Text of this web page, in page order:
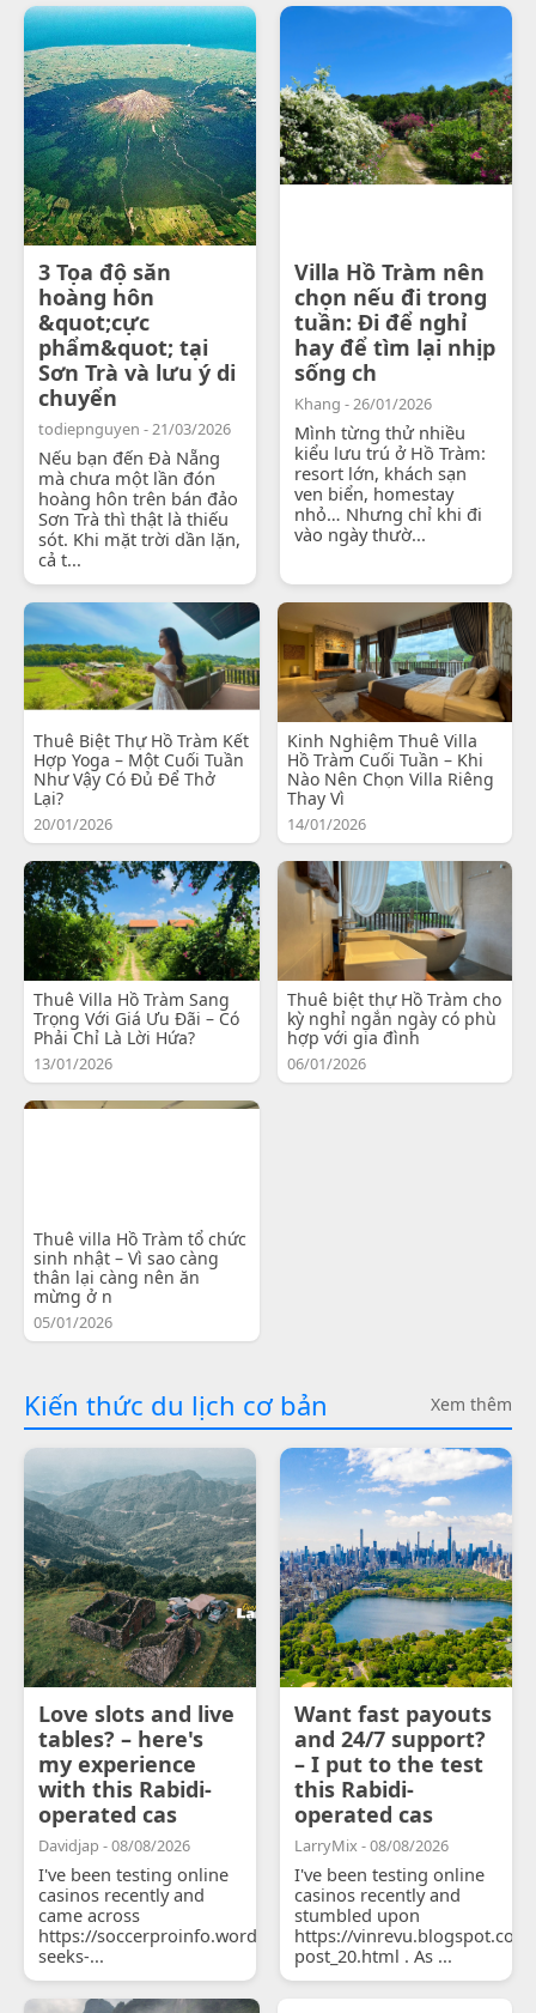
3 Tọa độ săn
hoàng hôn
&quot;cực
phẩm&quot; tại
Sơn Trà và lưu ý di
chuyển
todiepnguyen - 21/03/2026
Nếu bạn đến Đà Nẵng
mà chưa một lần đón
hoàng hôn trên bán đảo
Sơn Trà thì thật là thiếu
sót. Khi mặt trời dần lặn,
cả t...
Villa Hồ Tràm nên
chọn nếu đi trong
tuần: Đi để nghỉ
hay để tìm lại nhịp
sống ch
Khang - 26/01/2026
Mình từng thử nhiều
kiểu lưu trú ở Hồ Tràm:
resort lớn, khách sạn
ven biển, homestay
nhỏ… Nhưng chỉ khi đi
vào ngày thườ...
Thuê Biệt Thự Hồ Tràm Kết
Hợp Yoga – Một Cuối Tuần
Như Vậy Có Đủ Để Thở
Lại?
20/01/2026
Kinh Nghiệm Thuê Villa
Hồ Tràm Cuối Tuần – Khi
Nào Nên Chọn Villa Riêng
Thay Vì
14/01/2026
Thuê Villa Hồ Tràm Sang
Trọng Với Giá Ưu Đãi – Có
Phải Chỉ Là Lời Hứa?
13/01/2026
Thuê biệt thự Hồ Tràm cho
kỳ nghỉ ngắn ngày có phù
hợp với gia đình
06/01/2026
Thuê villa Hồ Tràm tổ chức
sinh nhật – Vì sao càng
thân lại càng nên ăn
mừng ở n
05/01/2026
Kiến thức du lịch cơ bản Xem thêm
Love slots and live
tables? – here's
my experience
with this Rabidi-
operated cas
Davidjap - 08/08/2026
I've been testing online
casinos recently and
came across
https://soccerproinfo.wordpress.com/2026/07/11/courtois-
seeks-...
Want fast payouts
and 24/7 support?
– I put to the test
this Rabidi-
operated cas
LarryMix - 08/08/2026
I've been testing online
casinos recently and
stumbled upon
https://
post_20.html . As ...